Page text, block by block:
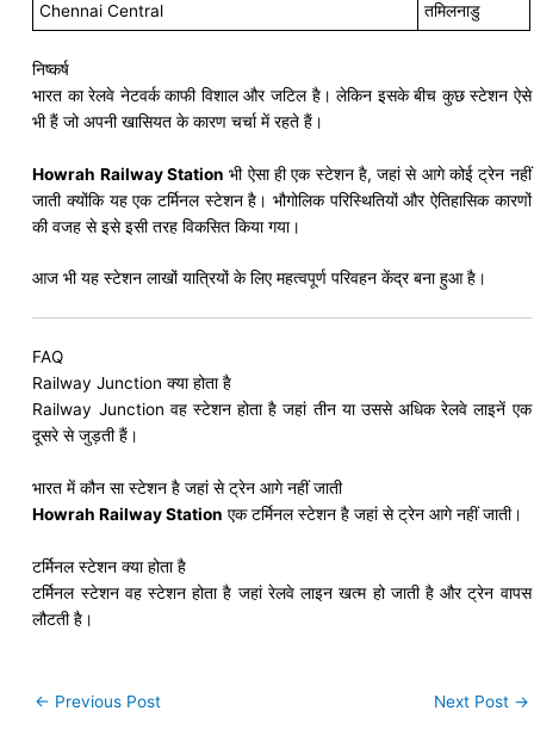
Chennai Central तमिलनाडु
निष्कर्ष
भारत का रेलवे नेटवर्क काफी विशाल और जटिल है। लेकिन इसके बीच कुछ स्टेशन ऐसे
भी हैं जो अपनी खासियत के कारण चर्चा में रहते हैं।
Howrah Railway Station भी ऐसा ही एक स्टेशन है, जहां से आगे कोई ट्रेन नहीं
जाती क्योंकि यह एक टर्मिनल स्टेशन है। भौगोलिक परिस्थितियों और ऐतिहासिक कारणों
की वजह से इसे इसी तरह विकसित किया गया।
आज भी यह स्टेशन लाखों यात्रियों के लिए महत्वपूर्ण परिवहन केंद्र बना हुआ है।
FAQ
Railway Junction क्या होता है
Railway Junction वह स्टेशन होता है जहां तीन या उससे अधिक रेलवे लाइनें एक
दूसरे से जुड़ती हैं।
भारत में कौन सा स्टेशन है जहां से ट्रेन आगे नहीं जाती
Howrah Railway Station एक टर्मिनल स्टेशन है जहां से ट्रेन आगे नहीं जाती।
टर्मिनल स्टेशन क्या होता है
टर्मिनल स्टेशन वह स्टेशन होता है जहां रेलवे लाइन खत्म हो जाती है और ट्रेन वापस
लौटती है।
← Previous Post Next Post →